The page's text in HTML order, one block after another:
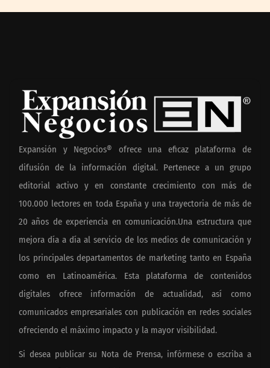
Expansión y Negocios® ofrece una eficaz plataforma de
difusión de la información digital. Pertenece a un grupo
editorial activo y en constante crecimiento con más de
100.000 lectores en toda España y una trayectoria de más de
20 años de experiencia en comunicación.Una estructura que
mejora día a día al servicio de los medios de comunicación y
los principales departamentos de marketing tanto en España
como en Latinoamérica. Esta plataforma de contenidos
digitales ofrece información de actualidad, así como
comunicados empresariales con publicación en redes sociales
ofreciendo el máximo impacto y la mayor visibilidad.
Si desea publicar su Nota de Prensa, infórmese o escriba a